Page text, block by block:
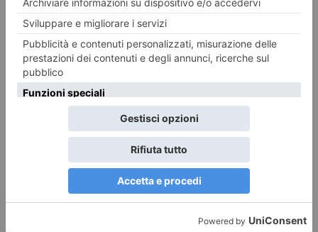
L’uomo che vide l’infinito –Drammatico. Regia di Matt
Brown, con Jeremy Irons e Dev Patel. Ai primi del Novecento,
nelle aule di Cambridge, l’amicizia che nasce tra un giovane
genio della matematica, di origine indiana, e un maturo
professore. Un’amicizia e una collaborazione tra studiosi che
saranno capaci di superare molti pregiudizi. Durata 108
(Greenwich sala 3)
Leggi qui le ultime notizie: IL TORINESE